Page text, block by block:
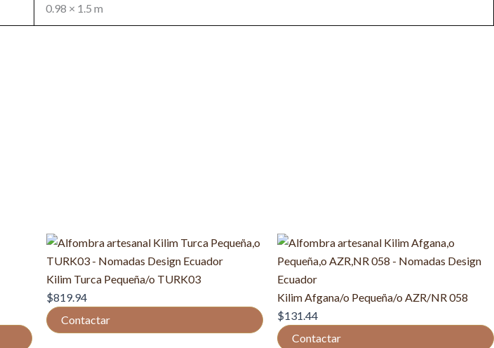
0.98 × 1.5 m
Kilim Turca Pequeña/o TURK03
$819.94
Contactar
Kilim Afgana/o Pequeña/o AZR/NR 058
$131.44
Contactar